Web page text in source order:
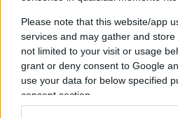
Please note that this website/app
services and may gather and
not limited to your visit or usage
grant or deny consent to Google
use your data for below specified
consent section.
Banche, consulenti
dell’arte nell’era
globale
di Antonino Papa
15 Settembre 2022, 8:26